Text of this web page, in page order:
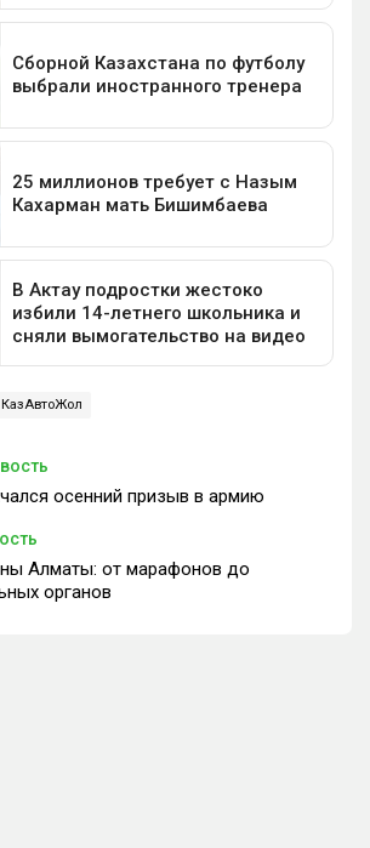
КазАвтоЖол
осенний призыв в армию
Алматы: от марафонов до
органов